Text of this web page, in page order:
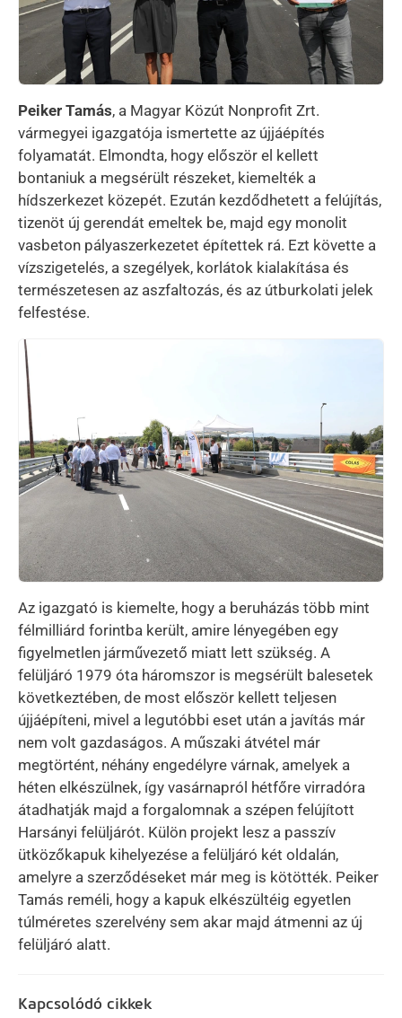
Peiker Tamás, a Magyar Közút Nonprofit Zrt.
vármegyei igazgatója ismertette az újjáépítés
folyamatát. Elmondta, hogy először el kellett
bontaniuk a megsérült részeket, kiemelték a
hídszerkezet közepét. Ezután kezdődhetett a felújítás,
tizenöt új gerendát emeltek be, majd egy monolit
vasbeton pályaszerkezetet építettek rá. Ezt követte a
vízszigetelés, a szegélyek, korlátok kialakítása és
természetesen az aszfaltozás, és az útburkolati jelek
felfestése.
Kép
Az igazgató is kiemelte, hogy a beruházás több mint
félmilliárd forintba került, amire lényegében egy
figyelmetlen járművezető miatt lett szükség. A
felüljáró 1979 óta háromszor is megsérült balesetek
következtében, de most először kellett teljesen
újjáépíteni, mivel a legutóbbi eset után a javítás már
nem volt gazdaságos. A műszaki átvétel már
megtörtént, néhány engedélyre várnak, amelyek a
héten elkészülnek, így vasárnapról hétfőre virradóra
átadhatják majd a forgalomnak a szépen felújított
Harsányi felüljárót. Külön projekt lesz a passzív
ütközőkapuk kihelyezése a felüljáró két oldalán,
amelyre a szerződéseket már meg is kötötték. Peiker
Tamás reméli, hogy a kapuk elkészültéig egyetlen
túlméretes szerelvény sem akar majd átmenni az új
felüljáró alatt.
Kapcsolódó cikkek